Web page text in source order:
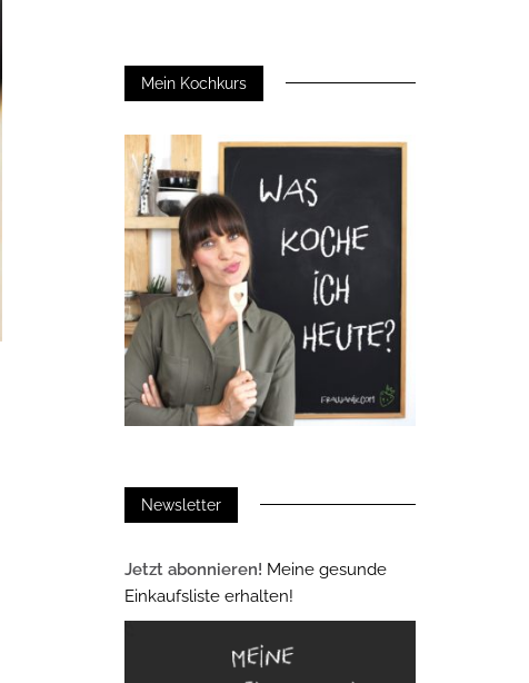
Mein Kochkurs
Newsletter
Jetzt abonnieren! Meine gesunde
Einkaufsliste erhalten!